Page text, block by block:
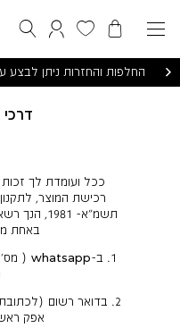
הסל שליהמועדפים שלי
החלפות והחזרות ניתן לבצע עד 14 יום בסניפי הרשת ובכפוף
ככל ועומדת לך
רכישת המוצר,
תשמ"א-
באחת
אפק ראש העין